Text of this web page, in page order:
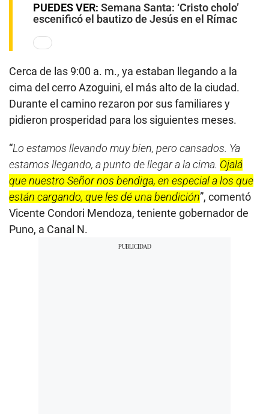
PUEDES VER: Semana Santa: ‘Cristo cholo’
escenificó el bautizo de Jesús en el Rímac
Cerca de las 9:00 a. m., ya estaban llegando a la
cima del cerro Azoguini, el más alto de la ciudad.
Durante el camino rezaron por sus familiares y
pidieron prosperidad para los siguientes meses.
“Lo estamos llevando muy bien, pero cansados. Ya
estamos llegando, a punto de llegar a la cima. Ojalá
que nuestro Señor nos bendiga, en especial a los que
están cargando, que les dé una bendición”, comentó
Vicente Condori Mendoza, teniente gobernador de
Puno, a Canal N.